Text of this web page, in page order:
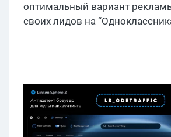
оптимальный вариант
своих лидов на